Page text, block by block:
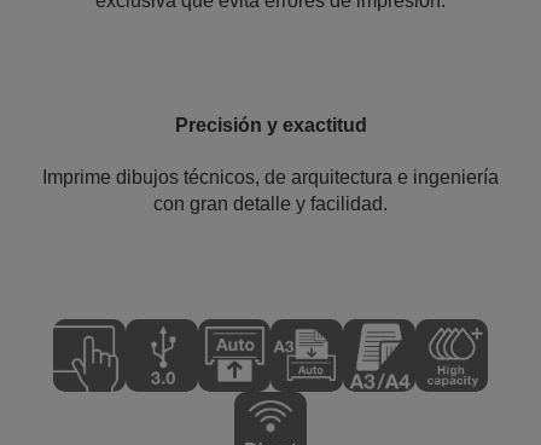
Precisión y exactitud
Imprime dibujos técnicos, de arquitectura e ingeniería
con gran detalle y facilidad.